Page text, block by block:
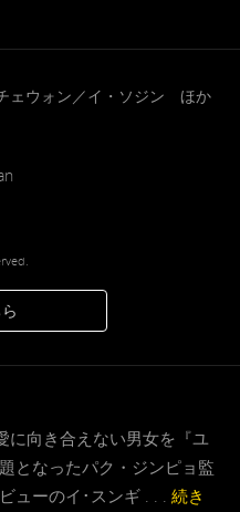
ェウォン／イ・ソジン ほか
に向き合えない男女を『ユ
となったパク・ジンピョ監
ューのイ･スンギ . . . 続き